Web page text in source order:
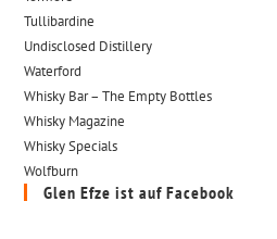
Tullibardine
Undisclosed Distillery
Waterford
Whisky Bar – The Empty Bottles
Whisky Magazine
Whisky Specials
Wolfburn
Glen Efze ist auf Facebook